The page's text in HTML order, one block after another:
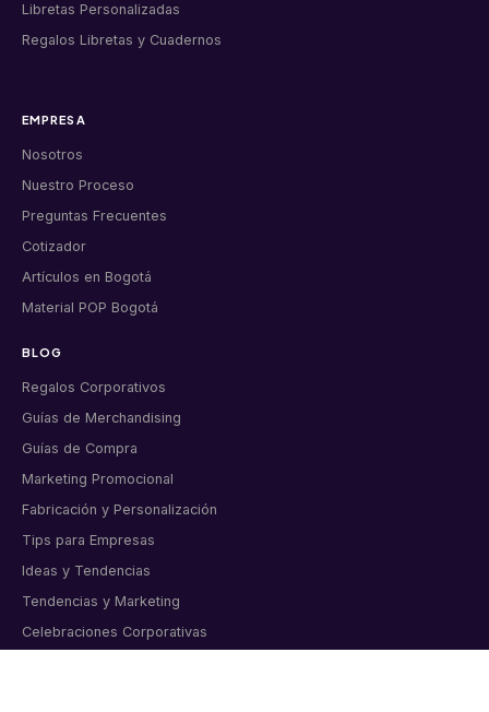
Libretas Personalizadas
Regalos Libretas y Cuadernos
EMPRESA
Nosotros
Nuestro Proceso
Preguntas Frecuentes
Cotizador
Artículos en Bogotá
Material POP Bogotá
BLOG
Regalos Corporativos
Guías de Merchandising
Guías de Compra
Marketing Promocional
Fabricación y Personalización
Tips para Empresas
Ideas y Tendencias
Tendencias y Marketing
Celebraciones Corporativas